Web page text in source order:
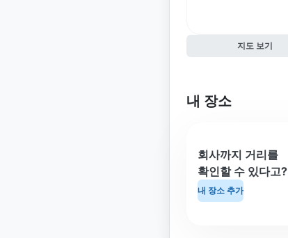
지도 보기
내 장소
회사까지 거리를
확인할 수 있다고?
내 장소 추가